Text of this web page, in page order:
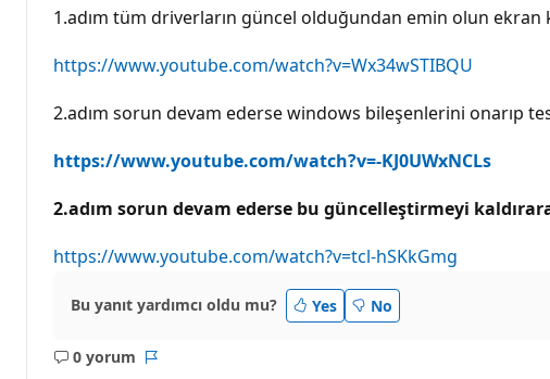
ı
k
u
a
ı
1.adım tüm driverların güncel olduğundan emin olun ekran
https://www.youtube.com/watch?v=Wx34wSTIBQU
2.adım sorun devam ederse windows bileşenlerini onarıp
https://www.youtube.com/watch?v=-KJ0UWxNCLs
2.adım sorun devam ederse bu güncelleştirmeyi
https://www.youtube.com/watch?v=tcl-hSKkGmg
Bu yanıt yardımcı oldu mu? Yes No
0 yorum
Açıklama